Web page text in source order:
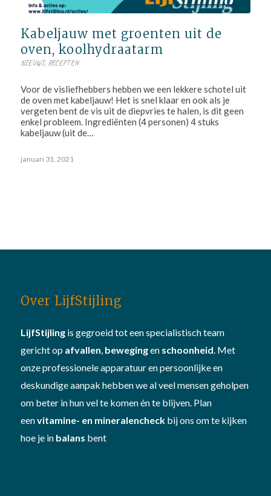
Kabeljauw met groenten uit de
oven, koolhydraatarm
NIEUWS, RECEPTEN
Voor de visliefhebbers hebben we een lekkere schotel uit
de oven met kabeljauw! Het is snel klaar en ook als je
vergeten bent de vis uit de diepvries te halen, is dit geen
enkel probleem. Ingrediënten (4 personen) 4 stuks
kabeljauw (uit de…
januari 31, 2021
Over LijfStijling
LijfStijlingis gegroeid tot een specialistisch team
gericht op afvallen bewegingen schoonheid . Met
onze professionele apparatuur en persoonlijke en
deskundige aanpak hebben we al veel mensen geholpen
om beter in hun vel te komen én te blijven. Plan
eenvitamine- en mineralencheckbij ons om te kijken
hoe je in balans bent